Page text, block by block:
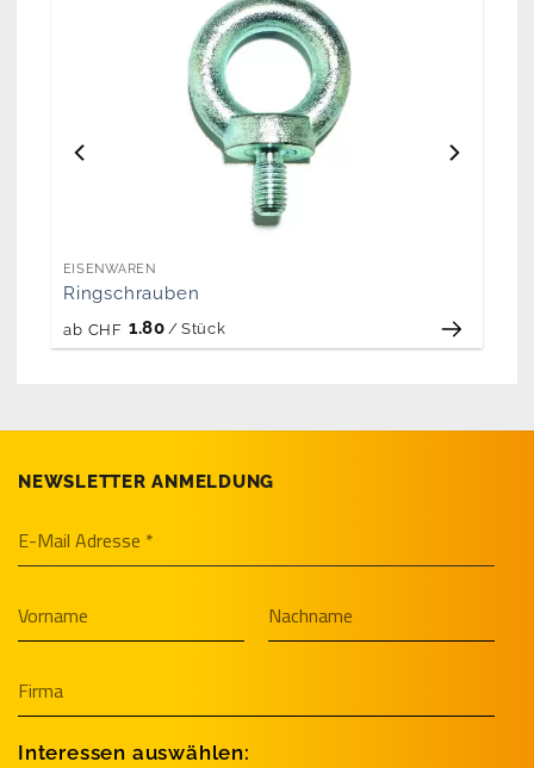
EISENWAREN
Ringschrauben
ab CHF 1.80 / Stück
NEWSLETTER ANMELDUNG
Interessen auswählen: